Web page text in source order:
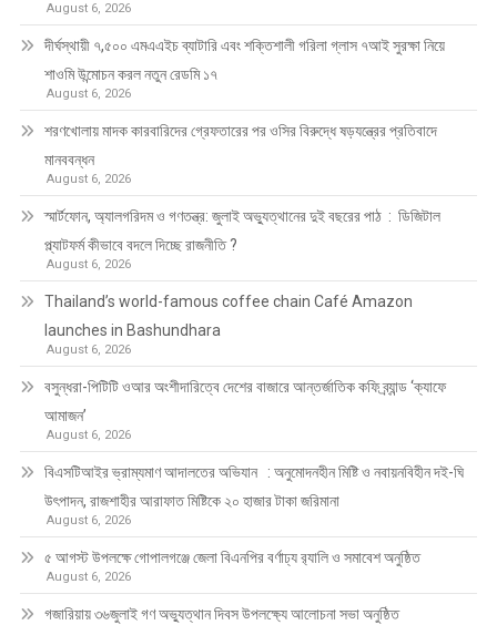
August 6, 2026
দীর্ঘস্থায়ী ৭,৫০০ এমএএইচ ব্যাটারি এবং শক্তিশালী গরিলা গ্লাস ৭আই সুরক্ষা নিয়ে
শাওমি উন্মোচন করল নতুন রেডমি ১৭
August 6, 2026
শরণখোলায় মাদক কারবারিদের গ্রেফতারের পর ওসির বিরুদ্ধে ষড়যন্ত্রের প্রতিবাদে
মানববন্ধন
August 6, 2026
স্মার্টফোন, অ্যালগরিদম ও গণতন্ত্র: জুলাই অভ্যুত্থানের দুই বছরের পাঠ : ডিজিটাল
প্ল্যাটফর্ম কীভাবে বদলে দিচ্ছে রাজনীতি ?
August 6, 2026
Thailand’s world-famous coffee chain Café Amazon
launches in Bashundhara
August 6, 2026
বসুন্ধরা-পিটিটি ওআর অংশীদারিত্বে দেশের বাজারে আন্তর্জাতিক কফি ব্র্যান্ড ‘ক্যাফে
আমাজন’
August 6, 2026
বিএসটিআইর ভ্রাম্যমাণ আদালতের অভিযান : অনুমোদনহীন মিষ্টি ও নবায়নবিহীন দই-ঘি
উৎপাদন, রাজশাহীর আরাফাত মিষ্টিকে ২০ হাজার টাকা জরিমানা
August 6, 2026
৫ আগস্ট উপলক্ষে গোপালগঞ্জে জেলা বিএনপির বর্ণাঢ্য র‍্যালি ও সমাবেশ অনুষ্ঠিত
August 6, 2026
গজারিয়ায় ৩৬জুলাই গণ অভ্যুত্থান দিবস উপলক্ষ্যে আলোচনা সভা অনুষ্ঠিত